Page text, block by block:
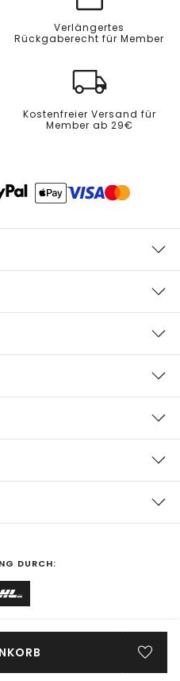
Verlängertes
Rückgaberecht für Member
Kostenfreier Versand für
Member ab 29€
DURCH: